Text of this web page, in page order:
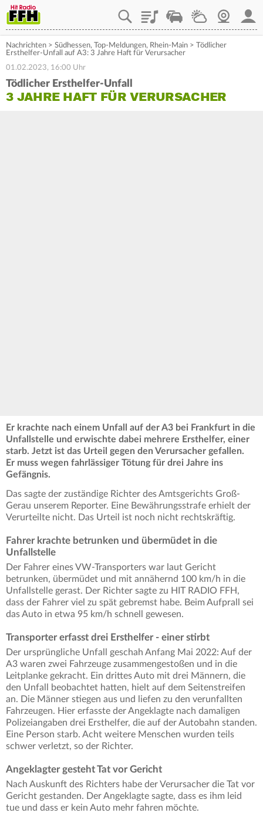
PlaylistStaupilotWetterWebcam
Nachrichten > Südhessen, Top-Meldungen, Rhein-Main > Tödlicher
Ersthelfer-Unfall auf A3: 3 Jahre Haft für Verursacher
01.02.2023, 16:00 Uhr
Tödlicher Ersthelfer-Unfall
3 JAHRE HAFT FÜR VERURSACHER
Er krachte nach einem Unfall auf der A3 bei Frankfurt in die
Unfallstelle und erwischte dabei mehrere Ersthelfer, einer
starb. Jetzt ist das Urteil gegen den Verursacher gefallen.
Er muss wegen fahrlässiger Tötung für drei Jahre ins
Gefängnis.
Das sagte der zuständige Richter des Amtsgerichts Groß-
Gerau unserem Reporter. Eine Bewährungsstrafe erhielt der
Verurteilte nicht. Das Urteil ist noch nicht rechtskräftig.
Fahrer krachte betrunken und übermüdet in die
Unfallstelle
Der Fahrer eines VW-Transporters war laut Gericht
betrunken, übermüdet und mit annähernd 100 km/h in die
Unfallstelle gerast. Der Richter sagte zu HIT RADIO FFH,
dass der Fahrer viel zu spät gebremst habe. Beim Aufprall sei
das Auto in etwa 95 km/h schnell gewesen.
Transporter erfasst drei Ersthelfer - einer stirbt
Der ursprüngliche Unfall geschah Anfang Mai 2022: Auf der
A3 waren zwei Fahrzeuge zusammengestoßen und in die
Leitplanke gekracht. Ein drittes Auto mit drei Männern, die
den Unfall beobachtet hatten, hielt auf dem Seitenstreifen
an. Die Männer stiegen aus und liefen zu den verunfallten
Fahrzeugen. Hier erfasste der Angeklagte nach damaligen
Polizeiangaben drei Ersthelfer, die auf der Autobahn standen.
Eine Person starb. Acht weitere Menschen wurden teils
schwer verletzt, so der Richter.
Angeklagter gesteht Tat vor Gericht
Nach Auskunft des Richters habe der Verursacher die Tat vor
Gericht gestanden. Der Angeklagte sagte, dass es ihm leid
tue und dass er kein Auto mehr fahren möchte.